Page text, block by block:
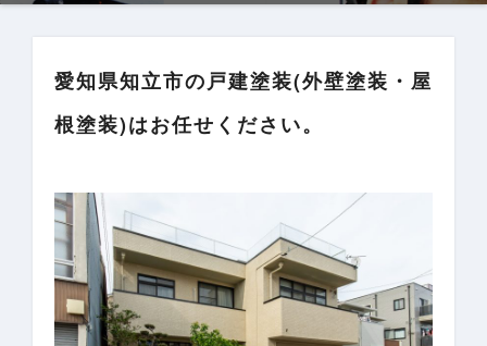
愛知県知立市の戸建塗装(外壁塗装・屋
根塗装)はお任せください。